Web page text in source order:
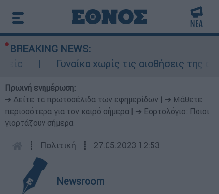
BREAKING NEWS:
Γυναίκα χωρίς τις αισθήσεις της σε
Πρωινή ενημέρωση:
➔ Δείτε τα πρωτοσέλιδα των εφημερίδων
➔ Μάθετε
περισσότερα για τον καιρό σήμερα
➔ Εορτολόγιο: Ποιοι
γιορτάζουν σήμερα
┋ Πολιτική ┋ 27.05.2023 12:53
Newsroom